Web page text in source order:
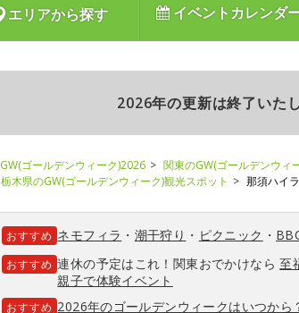
エリアから探す イベントカレンダ
2026年の更新は終了いた
GW(ゴールデンウィーク)2026 関東のGW(ゴールデンウィ
栃木県のGW(ゴールデンウィーク)観光スポット
那須ハイ
おすすめ ネモフィラ ・ 潮干狩り ・ ピクニック ・
おすすめ 連休の予定はこれ！関東おでかけなら至
親子で体験イベント
おすすめ 2026年のゴールデンウィークはいつか